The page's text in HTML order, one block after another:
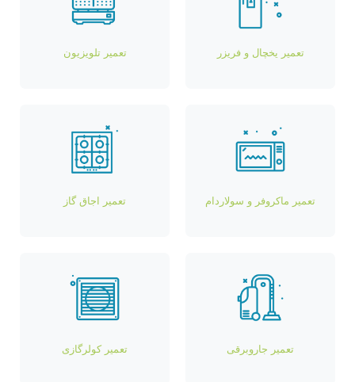
تعمیر یخچال و فریزر تعمیر تلویزیون
تعمیر ماکروفر و سولاردام
تعمیر جاروبرقی
تعمیر اجاق گاز
تعمیر کولرگازی